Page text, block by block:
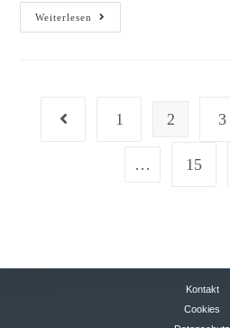
Weiterlesen
1 2 3
… 15
Kontakt
Cookies